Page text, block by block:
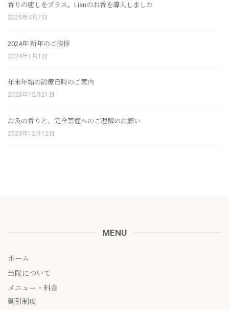
香りの癒しをプラス。Lisnのお香を導入しました
2025年4月7日
2024年 新年のご挨拶
2024年1月1日
年末年始の診療日時のご案内
2023年12月21日
お灸の香りと、完全禁煙へのご理解のお願い
2023年12月12日
MENU
ホーム
当院について
メニュー・料金
割引制度